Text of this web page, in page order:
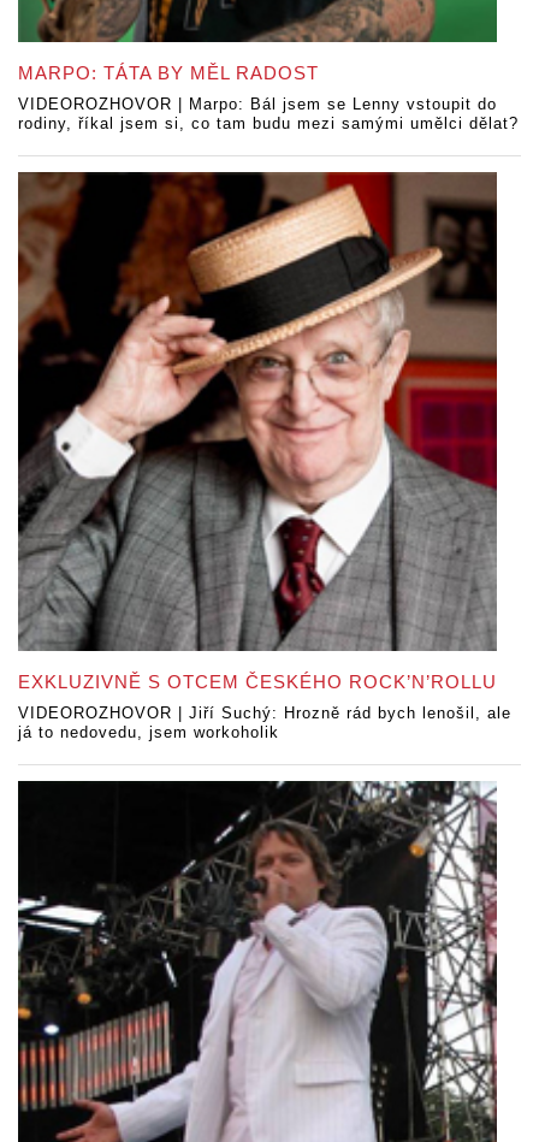
MARPO: TÁTA BY MĚL RADOST
VIDEOROZHOVOR | Marpo: Bál jsem se Lenny vstoupit do
rodiny, říkal jsem si, co tam budu mezi samými umělci dělat?
EXKLUZIVNĚ S OTCEM ČESKÉHO ROCK’N’ROLLU
VIDEOROZHOVOR | Jiří Suchý: Hrozně rád bych lenošil, ale
já to nedovedu, jsem workoholik